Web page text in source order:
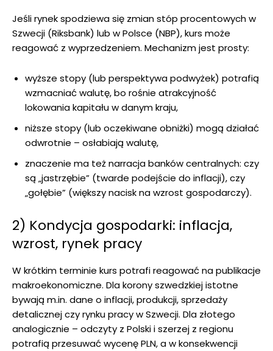
Jeśli rynek spodziewa się zmian stóp procentowych w
Szwecji (Riksbank) lub w Polsce (NBP), kurs może
reagować z wyprzedzeniem. Mechanizm jest prosty:
wyższe stopy (lub perspektywa podwyżek) potrafią
wzmacniać walutę, bo rośnie atrakcyjność
lokowania kapitału w danym kraju,
niższe stopy (lub oczekiwane obniżki) mogą działać
odwrotnie – osłabiają walutę,
znaczenie ma też narracja banków centralnych: czy
są „jastrzębie” (twarde podejście do inflacji), czy
„gołębie” (większy nacisk na wzrost gospodarczy).
2) Kondycja gospodarki: inflacja,
wzrost, rynek pracy
W krótkim terminie kurs potrafi reagować na publikacje
makroekonomiczne. Dla korony szwedzkiej istotne
bywają m.in. dane o inflacji, produkcji, sprzedaży
detalicznej czy rynku pracy w Szwecji. Dla złotego
analogicznie – odczyty z Polski i szerzej z regionu
potrafią przesuwać wycenę PLN, a w konsekwencji